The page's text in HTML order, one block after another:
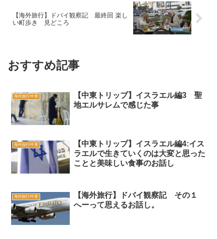
【海外旅行】ドバイ観察記 最終回 楽し
い町歩き 見どころ
おすすめ記事
海外旅行/中東
【中東トリップ】イスラエル編3 聖
地エルサレムで感じた事
海外旅行/中東
【中東トリップ】イスラエル編4:イス
ラエルで生きていくのは大変と思った
ことと美味しい食事のお話し
海外旅行/中東
【海外旅行】ドバイ観察記 その１
へーって思えるお話し。